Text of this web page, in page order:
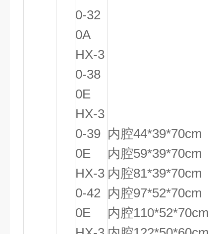
0-32
0A
HX-3
0-38
0E
HX-3
0-39
0E
HX-3
0-42
0E
内腔44*39*70cm
内腔59*39*70cm
内腔81*39*70cm
内腔97*52*70cm
内腔110*52*70cm